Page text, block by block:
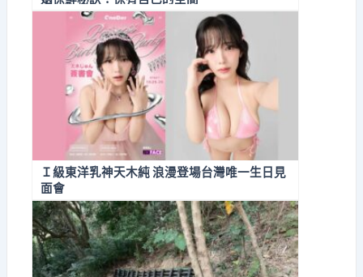
Ｉ級東洋乳神天木純 浪漫登場台灣唯一生日見
面會